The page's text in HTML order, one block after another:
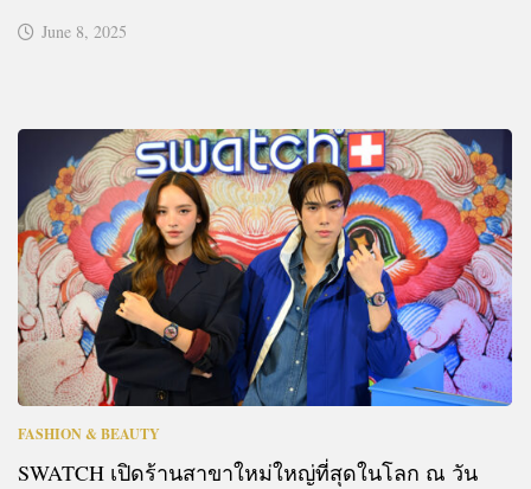
June 8, 2025
FASHION & BEAUTY
SWATCH เปิดร้านสาขาใหม่ใหญ่ที่สุดในโลก ณ วัน